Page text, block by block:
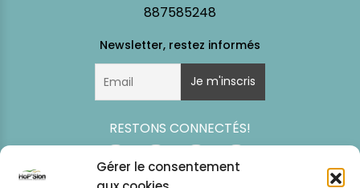
Gérer le consentement
887585248
RESTONS CONNECTÉS!